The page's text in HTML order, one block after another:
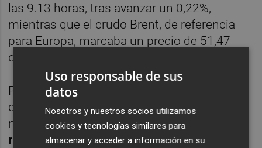
las 9.13 horas, tras avanzar un 0,22%,
mientras que el crudo Brent, de referencia
para Europa, marcaba un precio de 51,47
dólares, con una mejora del 0,23%.
Por último, la cotización del euro frente al
dólar escalaba a 1,2206 'billetes verdes',
mientras que la prima de riesgo española
rondaba los 63,60 puntos básicos.
Uso responsable de sus
datos
Nosotros y nuestros socios utilizamos
cookies y tecnologías similares para
almacenar y acceder a información en su